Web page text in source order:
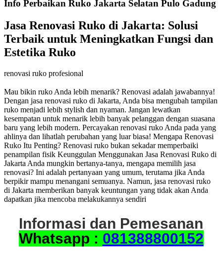
Info Perbaikan Ruko Jakarta Selatan Pulo Gadung
Jasa Renovasi Ruko di Jakarta: Solusi
Terbaik untuk Meningkatkan Fungsi dan
Estetika Ruko
renovasi ruko profesional
Mau bikin ruko Anda lebih menarik? Renovasi adalah jawabannya!
Dengan jasa renovasi ruko di Jakarta, Anda bisa mengubah tampilan
ruko menjadi lebih stylish dan nyaman. Jangan lewatkan
kesempatan untuk menarik lebih banyak pelanggan dengan suasana
baru yang lebih modern. Percayakan renovasi ruko Anda pada yang
ahlinya dan lihatlah perubahan yang luar biasa! Mengapa Renovasi
Ruko Itu Penting? Renovasi ruko bukan sekadar memperbaiki
penampilan fisik Keunggulan Menggunakan Jasa Renovasi Ruko di
Jakarta Anda mungkin bertanya-tanya, mengapa memilih jasa
renovasi? Ini adalah pertanyaan yang umum, terutama jika Anda
berpikir mampu menangani semuanya. Namun, jasa renovasi ruko
di Jakarta memberikan banyak keuntungan yang tidak akan Anda
dapatkan jika mencoba melakukannya sendiri
Informasi dan Pemesanan
Whatsapp : 081388800152